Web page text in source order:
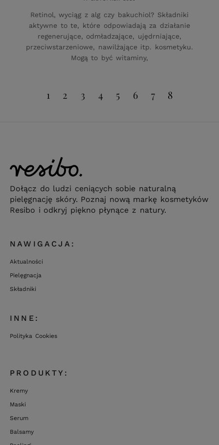
Retinol, wyciąg z alg czy bakuchiol? Składniki
aktywne to te, które odpowiadają za działanie
regenerujące, odmładzające, ujędrniające,
przeciwstarzeniowe, nawilżające itp. kosmetyku.
Mogą to być witaminy,
1 2 3 4 5 6 7 8
Dołącz do ludzi ceniących sobie naturalną
pielęgnację skóry. Poznaj nową markę kosmetyków
Resibo i odkryj piękno płynące z natury.
NAWIGACJA:
Aktualności
Pielęgnacja
Składniki
INNE:
Polityka Cookies
PRODUKTY:
Kremy
Maski
Serum
Balsamy